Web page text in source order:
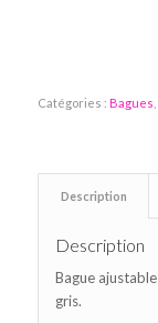
Catégories : Bagues
Description
Description
Bague
gris.